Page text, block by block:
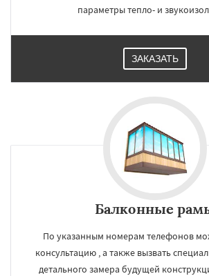
параметры тепло- и
ЗАКАЗАТЬ
Балконные
По указанным номерам телефонов
консультацию , а также вызвать
детального замера будущей